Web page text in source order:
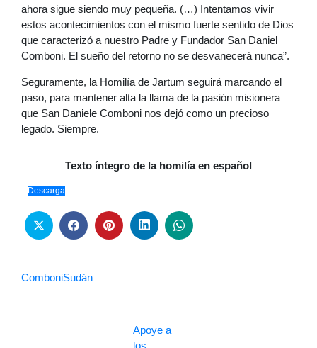
ahora sigue siendo muy pequeña. (…) Intentamos vivir
estos acontecimientos con el mismo fuerte sentido de Dios
que caracterizó a nuestro Padre y Fundador San Daniel
Comboni. El sueño del retorno no se desvanecerá nunca”.
Seguramente, la Homilía de Jartum seguirá marcando el
paso, para mantener alta la llama de la pasión misionera
que San Daniele Comboni nos dejó como un precioso
legado. Siempre.
Texto íntegro de la homilía en español
Descarga
ComboniSudán
Apoye a
los